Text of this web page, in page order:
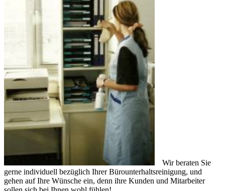
Wir beraten Sie
gerne individuell bezüglich Ihrer Bürounterhaltsreinigung, und
gehen auf Ihre Wünsche ein, denn ihre Kunden und Mitarbeiter